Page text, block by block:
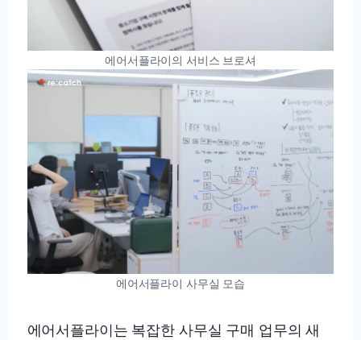
에어서플라이의 서비스 브로셔
에어서플라이 사무실 모습
에어서플라이는 복잡한 사무실 구매 업무의 새